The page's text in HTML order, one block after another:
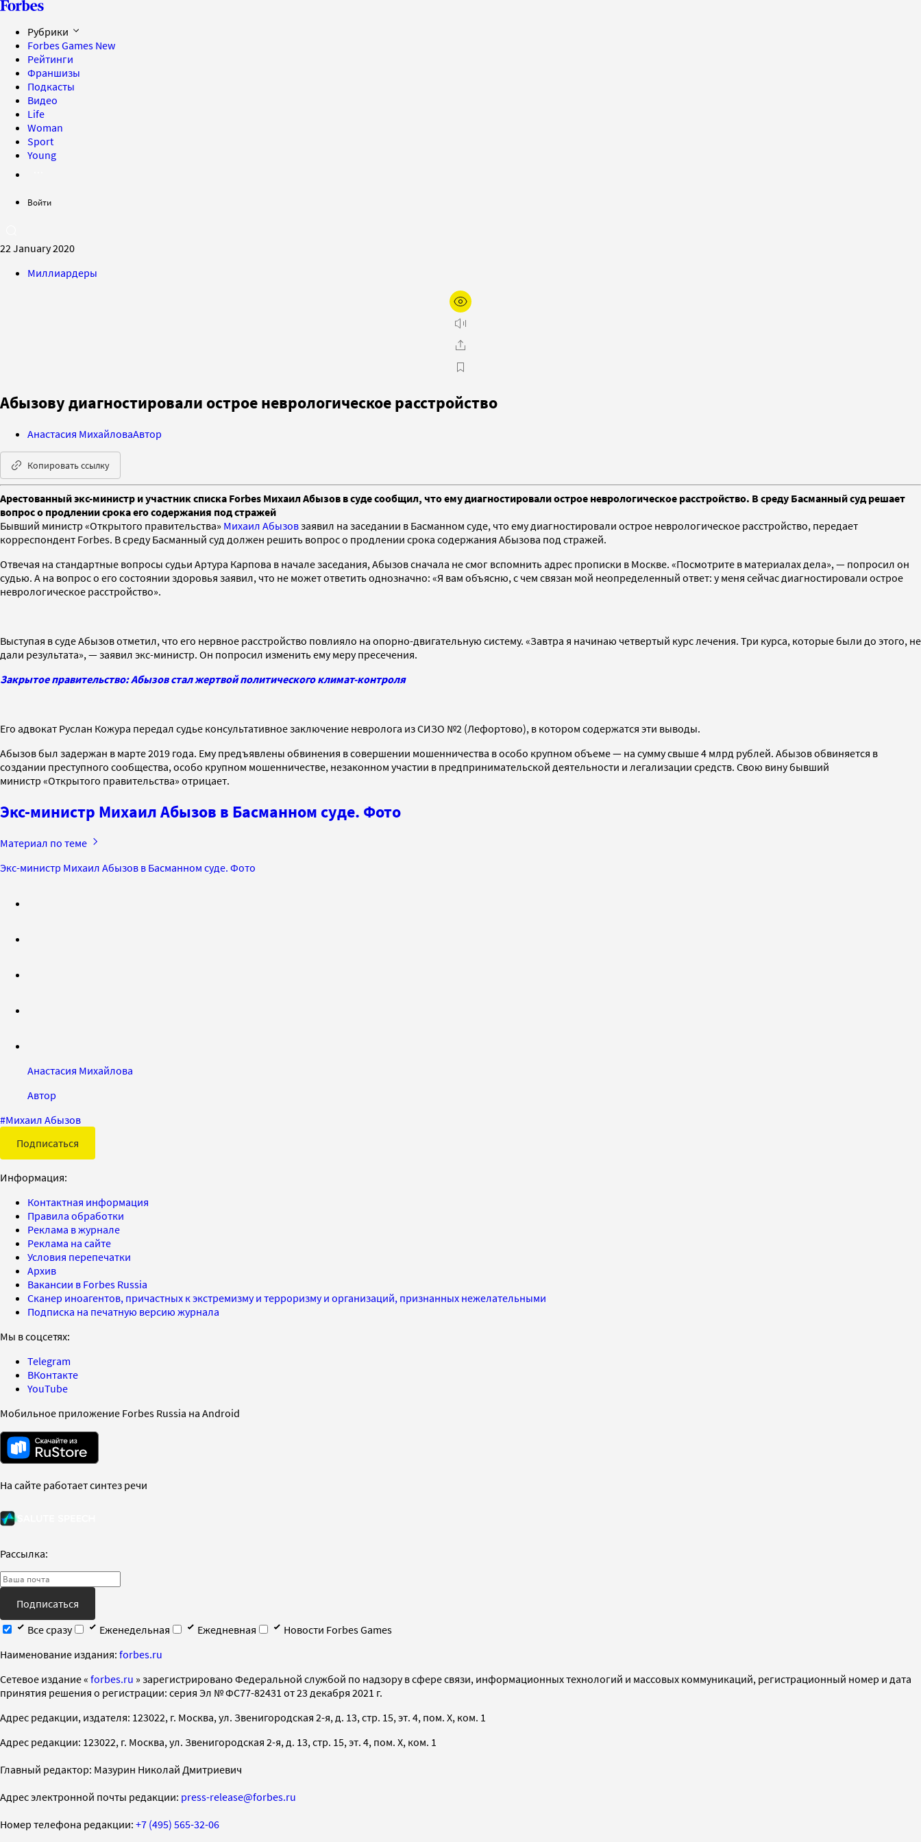
Рубрики
Forbes Games New
Рейтинги
Франшизы
Подкасты
Видео
Life
Woman
Sport
Young
Войти
22 January 2020
Миллиардеры
Абызову диагностировали острое неврологическое расстройство
Анастасия МихайловаАвтор
Копировать ссылку
Арестованный экс-министр​​​​​​​ и участник списка Forbes Михаил Абызов в суде сообщил, что ему диагностировали острое неврологическое расстройство. В среду Басманный суд решает
вопрос о продлении срока его содержания под стражей
Бывший министр «Открытого правительства» Михаил Абызовзаявил на заседании в Басманном суде, что ему диагностировали острое неврологическое расстройство, передает
корреспондент Forbes. В среду Басманный суд должен решить вопрос о продлении срока содержания Абызова под стражей.
Отвечая на стандартные вопросы судьи Артура Карпова в начале заседания, Абызов сначала не смог вспомнить адрес прописки в Москве. «Посмотрите в материалах дела», — попросил он
судью. А на вопрос о его состоянии здоровья заявил, что не может ответить однозначно: «Я вам объясню, с чем связан мой неопределенный ответ: у меня сейчас диагностировали острое
неврологическое расстройство».
Выступая в суде Абызов отметил, что его нервное расстройство повлияло на опорно-двигательную систему. «Завтра я начинаю четвертый курс лечения. Три курса, которые были до этого, не
дали результата», — заявил экс-министр. Он попросил изменить ему меру пресечения.
Закрытое правительство: Абызов стал жертвой политического климат-контроля
Его адвокат Руслан Кожура передал судье консультативное заключение невролога из СИЗО №2 (Лефортово), в котором содержатся эти выводы.
Абызов был задержан в марте 2019 года. Ему предъявлены обвинения в совершении мошенничества в особо крупном объеме — на сумму свыше 4 млрд рублей. Абызов обвиняется в
создании преступного сообщества, особо крупном мошенничестве, незаконном участии в предпринимательской деятельности и легализации средств. Свою вину бывший
министр «Открытого правительства» отрицает.
Экс-министр Михаил Абызов в Басманном суде. Фото
Материал по теме
Экс-министр Михаил Абызов в Басманном суде. Фото
Анастасия Михайлова
Автор
#Михаил Абызов
Подписаться
Информация:
Контактная информация
Правила обработки
Реклама в журнале
Реклама на сайте
Условия перепечатки
Архив
Вакансии в Forbes Russia
Сканер иноагентов, причастных к экстремизму и терроризму и организаций, признанных нежелательными
Подписка на печатную версию журнала
Мы в соцсетях:
Telegram
ВКонтакте
YouTube
Мобильное приложение Forbes Russia на Android
На сайте работает синтез речи
Рассылка:
Подписаться
Все сразу
Еженедельная Ежедневная
Новости Forbes Games
Наименование издания: forbes.ru
Cетевое издание « forbes.ru » зарегистрировано Федеральной службой по надзору в сфере связи, информационных технологий и массовых коммуникаций, регистрационный номер и дата
принятия решения о регистрации: серия Эл № ФС77-82431 от 23 декабря 2021 г.
Адрес редакции, издателя: 123022, г. Москва, ул. Звенигородская 2-я, д. 13, стр. 15, эт. 4, пом. X, ком. 1
Адрес редакции: 123022, г. Москва, ул. Звенигородская 2-я, д. 13, стр. 15, эт. 4, пом. X, ком. 1
Главный редактор: Мазурин Николай Дмитриевич
Адрес электронной почты редакции: press-release@forbes.ru
Номер телефона редакции: +7 (495) 565-32-06